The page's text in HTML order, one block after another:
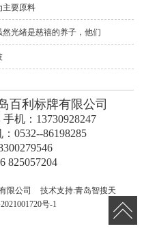
主要原料
光绪是慈禧的养子，他们
百利标牌有限公司
机：13730928247
0532--86198285
825057204
限公司 技术支持:青岛智搜天
号-1